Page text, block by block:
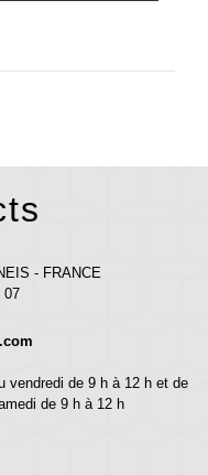
- FRANCE
07
vendredi de 9 h à 12 h et de
de 9 h à 12 h